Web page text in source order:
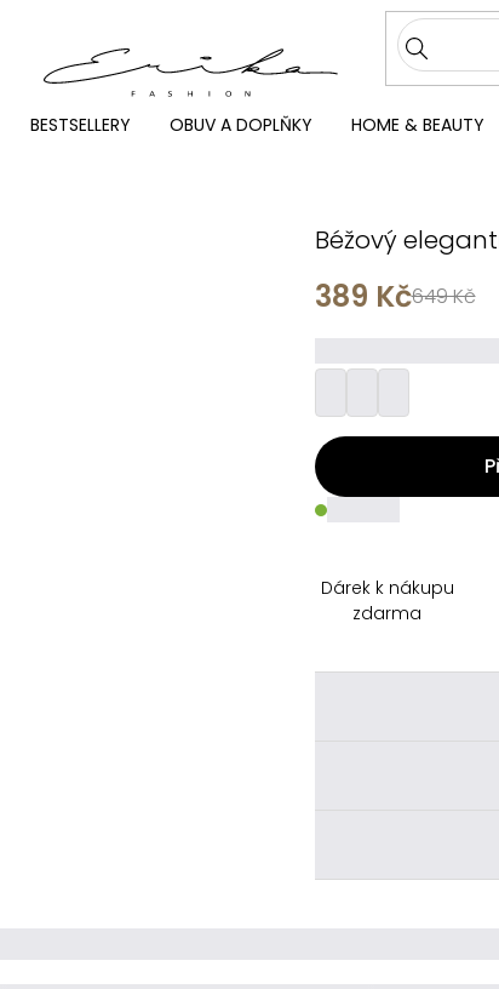
BESTSELLERY OBUV A DOPLŇKY HOME & BEAUTY
Béžový
649 Kč
389 Kč
_____
Dárek k nákupu
zdarma